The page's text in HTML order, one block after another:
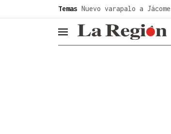
Temas Nuevo varapalo a Jácome
header.menu.open